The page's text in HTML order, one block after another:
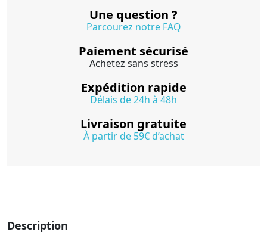
Une question ?
Parcourez notre FAQ
Paiement sécurisé
Achetez sans stress
Expédition rapide
Délais de 24h à 48h
Livraison gratuite
À partir de 59€ d’achat
Description